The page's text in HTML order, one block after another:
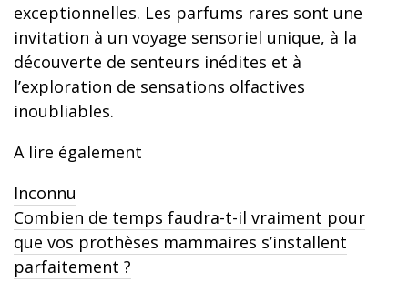
exceptionnelles. Les parfums rares sont une
invitation à un voyage sensoriel unique, à la
découverte de senteurs inédites et à
l’exploration de sensations olfactives
inoubliables.
A lire également
Inconnu
Combien de temps faudra-t-il vraiment pour
que vos prothèses mammaires s’installent
parfaitement ?